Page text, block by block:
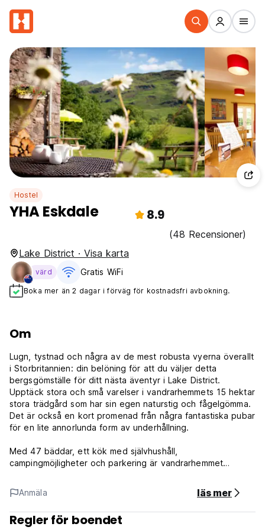
Hostel
YHA Eskdale 8.9
(48 Recensioner)
Lake District · Visa karta
värd Gratis WiFi
Boka mer än 2 dagar i förväg för kostnadsfri avbokning.
Om
Lugn, tystnad och några av de mest robusta vyerna överallt
i Storbritannien: din belöning för att du väljer detta
bergsgömställe för ditt nästa äventyr i Lake District.
Upptäck stora och små varelser i vandrarhemmets 15 hektar
stora trädgård som har sin egen naturstig och fågelgömma.
Det är också en kort promenad från några fantastiska pubar
för en lite annorlunda form av underhållning.
Med 47 bäddar, ett kök med självhushåll,
campingmöjligheter och parkering är vandrarhemmet
Eskdale ett miljövänligt vandrarhem och använder förnybar
energi i form av en biomassapanna och solpaneler.
Området är perfekt för vandrare, med massor av fantastiska
Anmäla läs mer
Regler för boendet